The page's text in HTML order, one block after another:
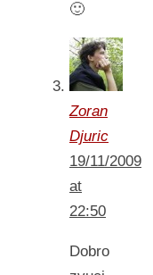
🙂
Zoran
Djuric
19/11/2009
at
22:50
Dobro